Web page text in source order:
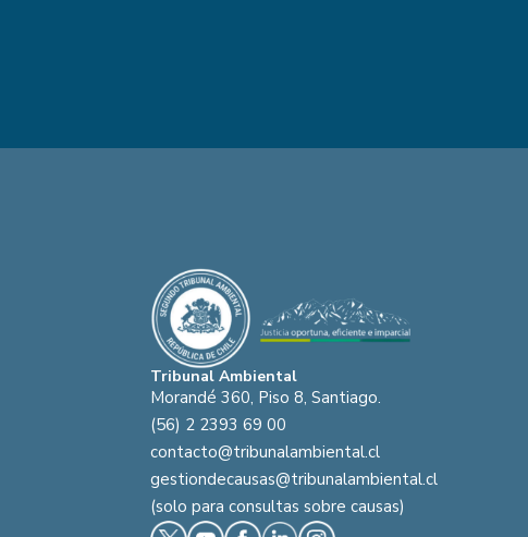
Tribunal Ambiental
Morandé 360, Piso 8, Santiago.
(56) 2 2393 69 00
contacto@tribunalambiental.cl
gestiondecausas@tribunalambiental.cl
(solo para consultas sobre causas)